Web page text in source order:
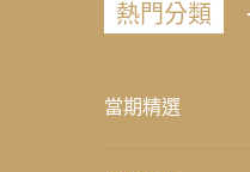
熱門分類
當期精選